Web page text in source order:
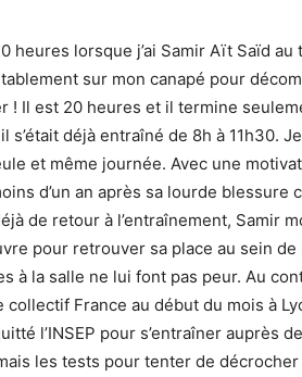
heures lorsque j’ai Samir Aït Saïd
sur mon canapé pour
! Il est 20 heures et il termine
s’était déjà entraîné de 8h à 11h30.
et même journée. Avec une
d’un an après sa lourde
de retour à l’entraînement, Samir
pour retrouver sa place au sein
à la salle ne lui font pas peur. Au
collectif France au début du mois à
l’INSEP pour s’entraîner auprès
les tests pour tenter de